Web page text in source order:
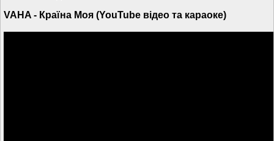
VAHA - Країна Моя (YouTube відео та караоке)